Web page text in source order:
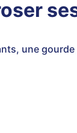
une gourde